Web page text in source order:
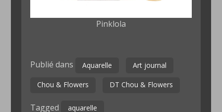
Pinklola
Publié dans Aquarelle Art journal
Chou & Flowers DT Chou & Flowers
Tagged aquarelle